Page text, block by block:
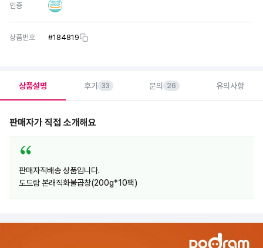
인증
상품번호 #184819
상품설명 후기 33 문의 26 유의사항
판매자가 직접 소개해요
판매자직배송 상품입니다.
도드람 본래직화불곱창(200g*10팩)